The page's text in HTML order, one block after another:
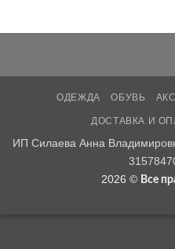
ОДЕЖДА ОБУВЬ
ДОСТАВКА И
ИП Силаева Анна
2026 © Все